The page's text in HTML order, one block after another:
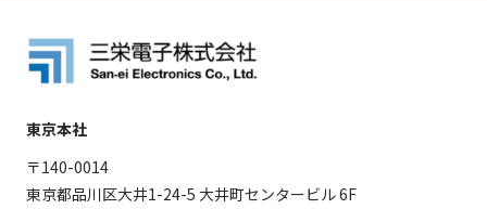
東京本社
〒140-0014
東京都品川区大井1-24-5 大井町センタービル 6F